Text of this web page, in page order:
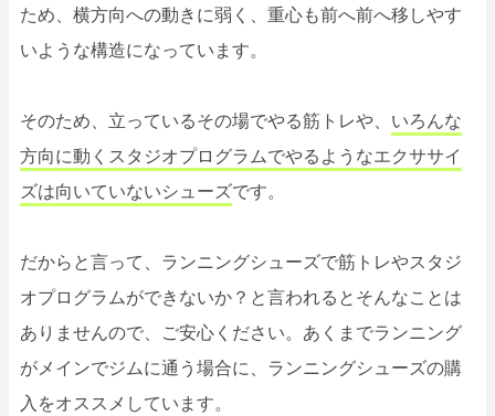
ため、横方向への動きに弱く、重心も前へ前へ移しやす
いような構造になっています。
そのため、立っているその場でやる筋トレや、 いろんな
方向に動くスタジオプログラムでやるようなエクササイ
ズは向いていないシューズです。
だからと言って、ランニングシューズで筋トレやスタジ
オプログラムができないか？と言われるとそんなことは
ありませんので、ご安心ください。あくまでランニング
がメインでジムに通う場合に、ランニングシューズの購
入をオススメしています。